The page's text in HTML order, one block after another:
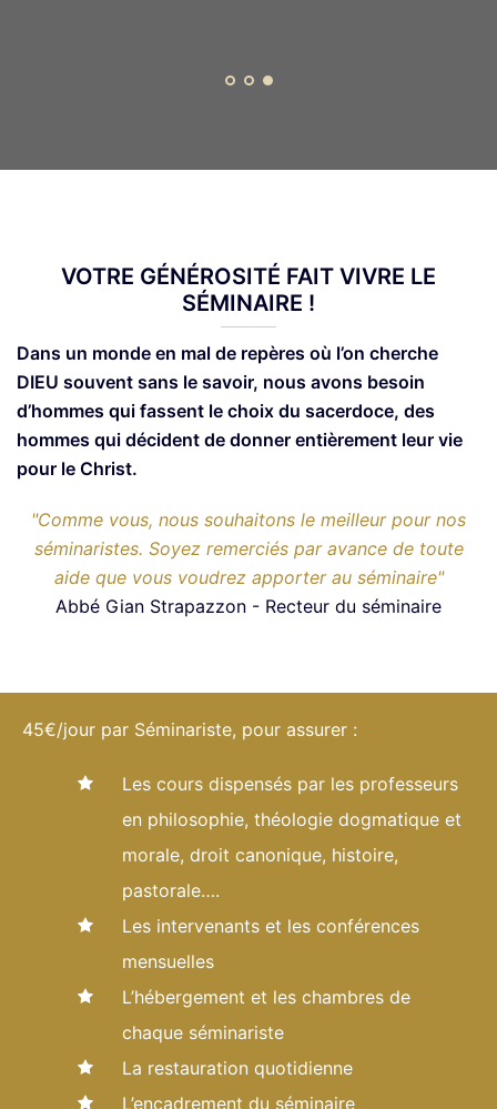
VOTRE GÉNÉROSITÉ FAIT VIVRE LE
SÉMINAIRE !
Dans un monde en mal de repères où l’on cherche
DIEU souvent sans le savoir, nous avons besoin
d’hommes qui fassent le choix du sacerdoce, des
hommes qui décident de donner entièrement leur vie
pour le Christ.
"Comme vous, nous souhaitons le meilleur pour nos
séminaristes. Soyez remerciés par avance de toute
aide que vous voudrez apporter au séminaire"
Abbé Gian Strapazzon - Recteur du séminaire
45€/jour par Séminariste, pour assurer :
Les cours dispensés par les professeurs
en philosophie, théologie dogmatique et
morale, droit canonique, histoire,
pastorale….
Les intervenants et les conférences
mensuelles
L’hébergement et les chambres de
chaque séminariste
La restauration quotidienne
L’encadrement du séminaire